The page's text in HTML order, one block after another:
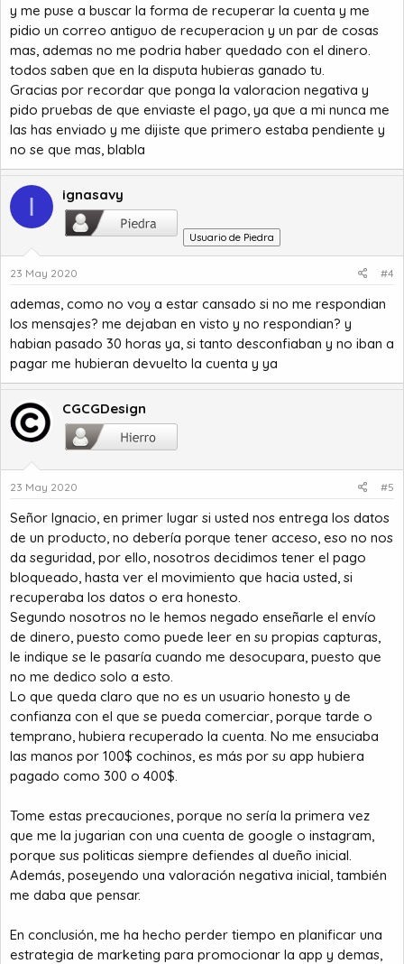
y me puse a buscar la forma de recuperar la cuenta y me
pidio un correo antiguo de recuperacion y un par de cosas
mas, ademas no me podria haber quedado con el dinero.
todos saben que en la disputa hubieras ganado tu.
Gracias por recordar que ponga la valoracion negativa y
pido pruebas de que enviaste el pago, ya que a mi nunca me
las has enviado y me dijiste que primero estaba pendiente y
no se que mas, blabla
I ignasavy
Usuario de Piedra
23 May 2020 #4
ademas, como no voy a estar cansado si no me respondian
los mensajes? me dejaban en visto y no respondian? y
habian pasado 30 horas ya, si tanto desconfiaban y no iban a
pagar me hubieran devuelto la cuenta y ya
CGCGDesign
23 May 2020 #5
Señor Ignacio, en primer lugar si usted nos entrega los datos
de un producto, no debería porque tener acceso, eso no nos
da seguridad, por ello, nosotros decidimos tener el pago
bloqueado, hasta ver el movimiento que hacia usted, si
recuperaba los datos o era honesto.
Segundo nosotros no le hemos negado enseñarle el envío
de dinero, puesto como puede leer en su propias capturas,
le indique se le pasaría cuando me desocupara, puesto que
no me dedico solo a esto.
Lo que queda claro que no es un usuario honesto y de
confianza con el que se pueda comerciar, porque tarde o
temprano, hubiera recuperado la cuenta. No me ensuciaba
las manos por 100$ cochinos, es más por su app hubiera
pagado como 300 o 400$.
Tome estas precauciones, porque no sería la primera vez
que me la jugarian con una cuenta de google o instagram,
porque sus politicas siempre defiendes al dueño inicial.
Además, poseyendo una valoración negativa inicial, también
me daba que pensar.
En conclusión, me ha hecho perder tiempo en planificar una
estrategia de marketing para promocionar la app y demas,